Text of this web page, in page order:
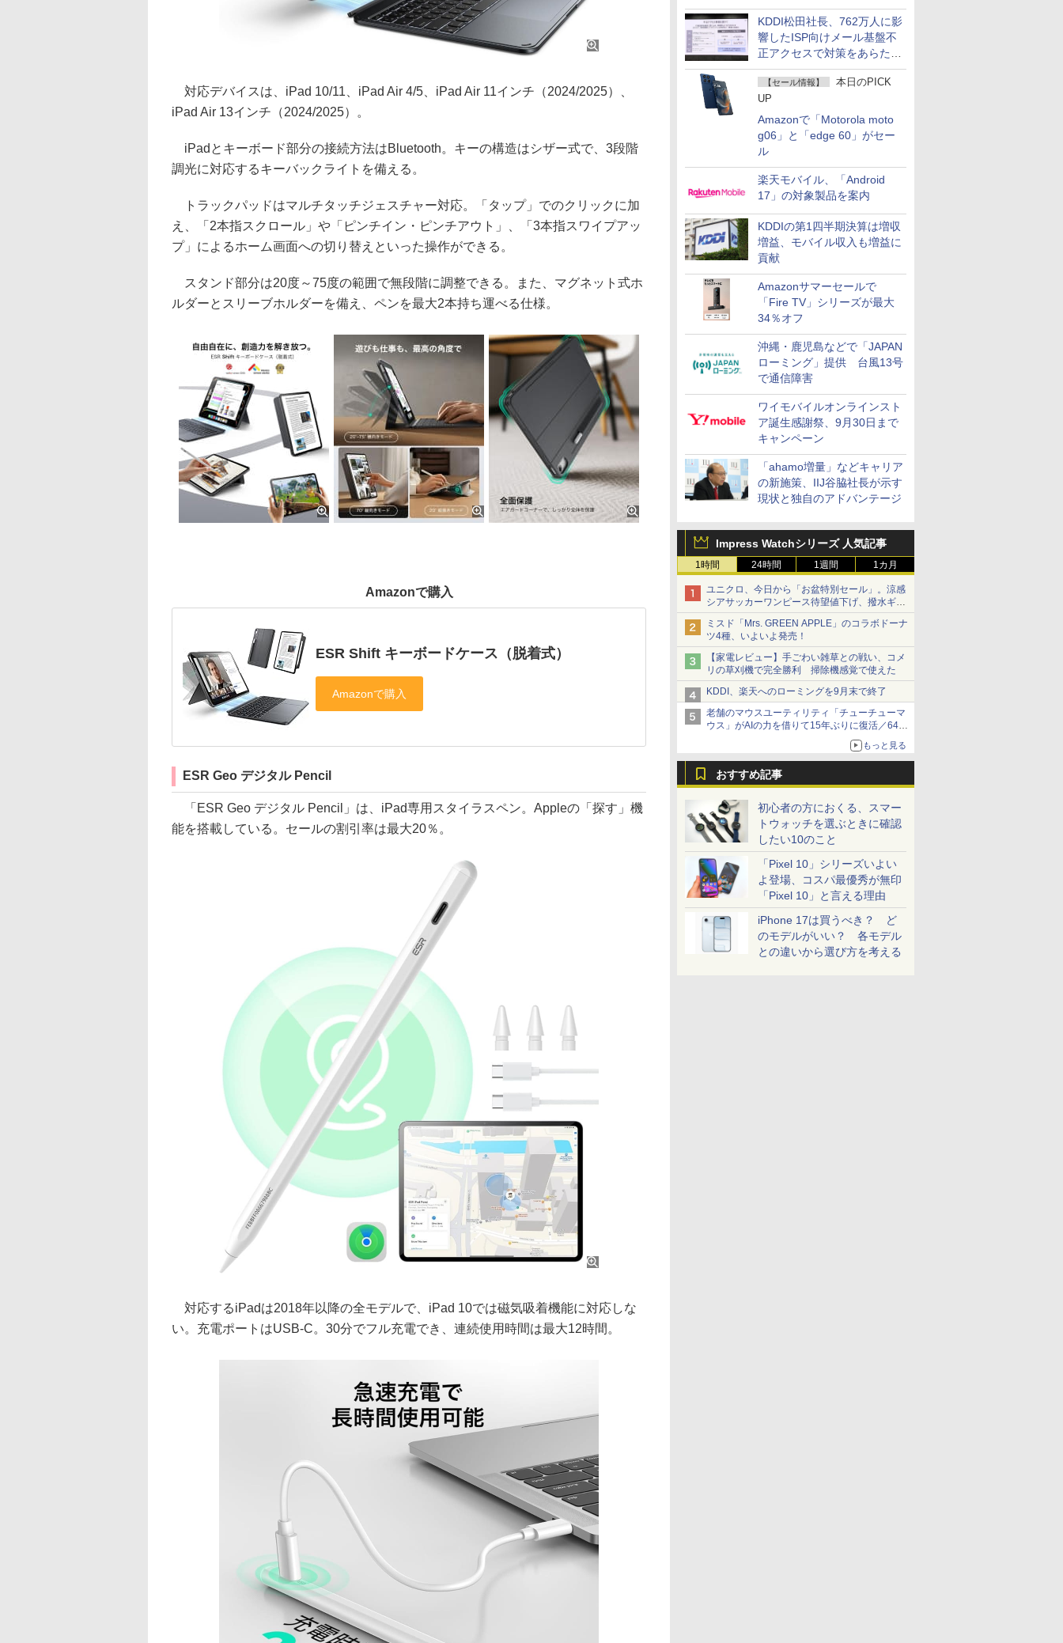
KDDI松田社長、762万人に影
響したISP向けメール基盤不
正アクセスで対策をあらため
て説明
【セール情報】
本日のPICK
UP
Amazonで「Motorola moto
g06」と「edge 60」がセー
ル
楽天モバイル、「Android
17」の対象製品を案内
KDDIの第1四半期決算は増収
増益、モバイル収入も増益に
貢献
Amazonサマーセールで
「Fire TV」シリーズが最大
34％オフ
沖縄・鹿児島などで「JAPAN
ローミング」提供 台風13号
で通信障害
ワイモバイルオンラインスト
ア誕生感謝祭、9月30日まで
キャンペーン
「ahamo増量」などキャリア
の新施策、IIJ谷脇社長が示す
現状と独自のアドバンテージ
Impress Watchシリーズ 人気記事
1時間 24時間 1週間 1カ月
ユニクロ、今日から「お盆特別セール」。涼感
シアサッカーワンピース待望値下げ、撥水ギア
ショーツは1990円に
ミスド「Mrs. GREEN APPLE」のコラボドーナ
ツ4種、いよいよ発売！
【家電レビュー】手ごわい雑草との戦い、コメ
リの草刈機で完全勝利 掃除機感覚で使えた
KDDI、楽天へのローミングを9月末で終了
老舗のマウスユーティリティ「チューチューマ
ウス」がAIの力を借りて15年ぶりに復活／64bit
化、Windows 10/11、「Chrome」も走り回
る。復活記念で2026年末まで500円
もっと見る
おすすめ記事
初心者の方におくる、スマー
トウォッチを選ぶときに確認
したい10のこと
「Pixel 10」シリーズいよい
よ登場、コスパ最優秀が無印
「Pixel 10」と言える理由
iPhone 17は買うべき？ ど
のモデルがいい？ 各モデル
との違いから選び方を考える
対応デバイスは、iPad 10/11、iPad Air 4/5、iPad Air 11インチ（2024/2025）、
iPad Air 13インチ（2024/2025）。
iPadとキーボード部分の接続方法はBluetooth。キーの構造はシザー式で、3段階
調光に対応するキーバックライトを備える。
トラックパッドはマルチタッチジェスチャー対応。「タップ」でのクリックに加
え、「2本指スクロール」や「ピンチイン・ピンチアウト」、「3本指スワイプアッ
プ」によるホーム画面への切り替えといった操作ができる。
スタンド部分は20度～75度の範囲で無段階に調整できる。また、マグネット式ホ
ルダーとスリーブホルダーを備え、ペンを最大2本持ち運べる仕様。
Amazonで購入
ESR Shift キーボードケース（脱着式）
ESR Geo デジタル Pencil
「ESR Geo デジタル Pencil」は、iPad専用スタイラスペン。Appleの「探す」機
能を搭載している。セールの割引率は最大20％。
対応するiPadは2018年以降の全モデルで、iPad 10では磁気吸着機能に対応しな
い。充電ポートはUSB-C。30分でフル充電でき、連続使用時間は最大12時間。